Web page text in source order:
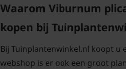
Waarom Viburnum
kopen bij
Bij Tuinplantenwinkel.nl koopt u
webshop is er ook een groot